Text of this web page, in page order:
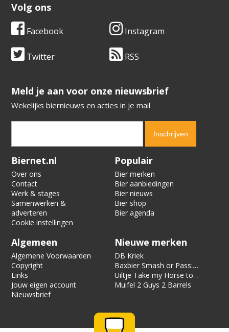
Volg ons
Facebook Instagram
Twitter RSS
​​​​​​​Meld je aan voor onze nieuwsbrief
Wekelijks biernieuws en acties in je mail
Verification code:
Biernet.nl
Over ons
Contact
Werk & stages
Samenwerken &
adverteren
Cookie instellingen
Populair
Bier merken
Bier aanbiedingen
Bier nieuws
Bier shop
Bier agenda
Algemeen
Algemene Voorwaarden
Copyright
Links
Jouw eigen account
Nieuwsbrief
Nieuwe merken
DB Kriek
Baxbier Smash or Pass:
Strata
Uiltje Take my Horse to
the Hotel Room
Muifel 2 Guys 2 Barrels